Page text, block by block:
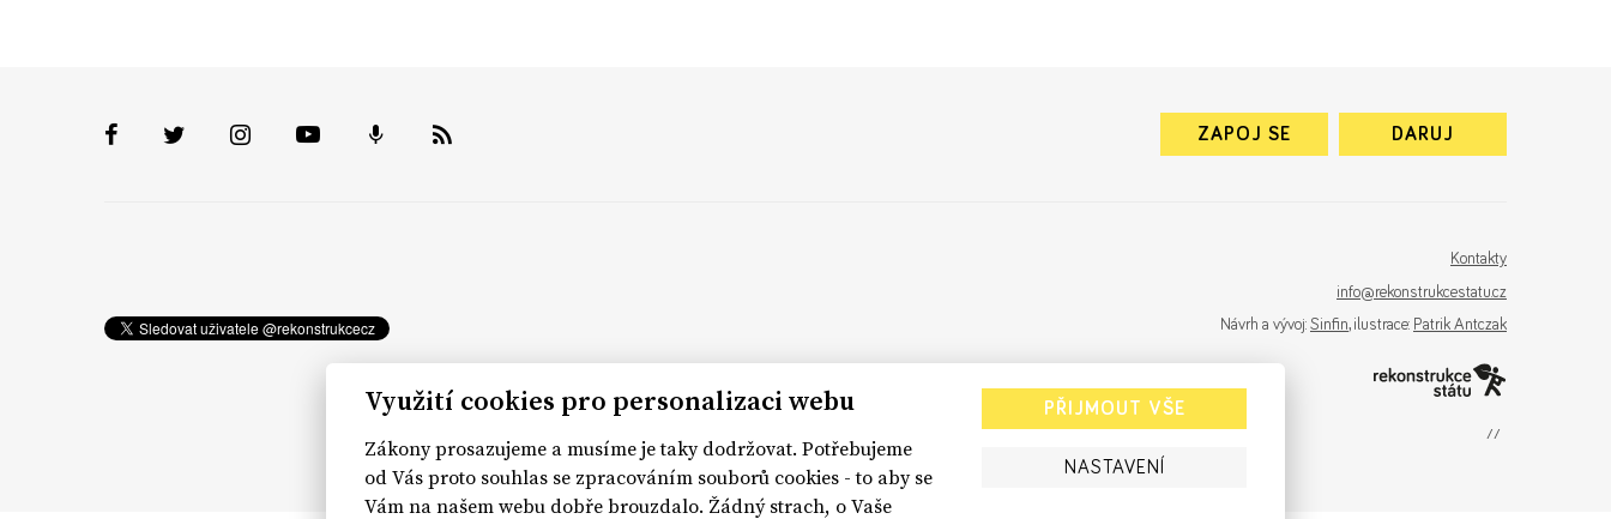
ZAPOJ SE DARUJ
Kontakty
info@rekonstrukcestatu.cz
Návrh a vývoj: Sinfin, ilustrace: Patrik Antczak
Využití cookies pro personalizaci webu
Zákony prosazujeme a musíme je taky dodržovat. Potřebujeme
od Vás proto souhlas se zpracováním souborů cookies - to aby se
Vám na našem webu dobře brouzdalo. Žádný strach, o Vaše
PŘIJMOUT VŠE
NASTAVENÍ